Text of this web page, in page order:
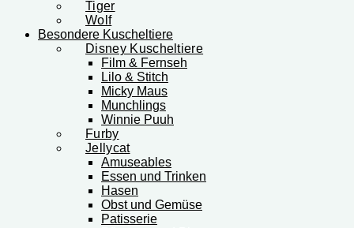
Tiger
Wolf
Besondere Kuscheltiere
Disney Kuscheltiere
Film & Fernseh
Lilo & Stitch
Micky Maus
Munchlings
Winnie Puuh
Furby
Jellycat
Amuseables
Essen und Trinken
Hasen
Obst und Gemüse
Patisserie